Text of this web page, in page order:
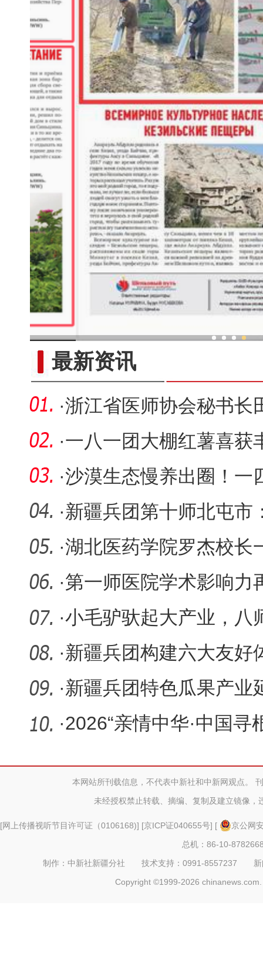
最新资讯
·浙江省医师协会秘书长
师医院调
·一八一团大棚红薯喜获
乡村振
·沙漠生态慢养出圈！一
众餐桌
·新疆兵团第十师北屯市
粒归仓保
·湖北医药学院罗杰校长
调研指导
·第一师医院学术影响力
项兵团级
·小毛驴驮起大产业，八
养殖跑出
·新疆兵团构建六大友好
社区建设
·新疆兵团特色瓜果产业
·2026“亲情中华·中国寻
本网站所刊载信息，不代表中新社和中新网观点。
未经授权禁止转载、摘编、复制及建立镜像，
[网上传播视听节目许可证（0106168)] [京ICP证040655号] [
京公网
总机：86-10-
制作：中新社新疆分社 技术支持：0991-8557237
Copyright ©1999-2026